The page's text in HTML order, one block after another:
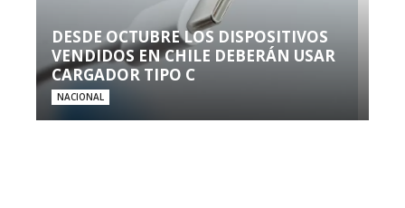
DESDE OCTUBRE LOS DISPOSITIVOS
VENDIDOS EN CHILE DEBERÁN USAR
CARGADOR TIPO C
NACIONAL